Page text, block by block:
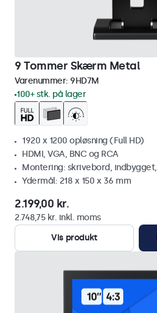
9 Tommer Skærm Metal
Varenummer: 9HD7M
100+ stk. på lager
1920 x 1200 opløsning (Full HD)
HDMI, VGA, BNC og RCA
Montering: skrivebord,
Ydermål: 218 x 150 x 36 mm
2.199,00 kr.
2.748,75 kr. inkl. moms
Vis produkt